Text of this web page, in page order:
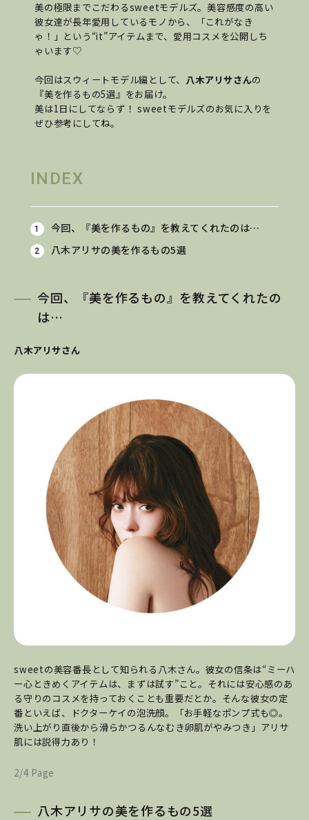
美の極限までこだわるsweetモデルズ。美容感度の高い
彼女達が長年愛用しているモノから、「これがなき
ゃ！」という“it”アイテムまで、愛用コスメを公開しち
ゃいます♡
今回はスウィートモデル編として、 八木アリサさんの
『美を作るもの5選』をお届け。
美は1日にしてならず！ sweetモデルズのお気に入りを
ぜひ参考にしてね。
INDEX
今回、『美を作るもの』を教えてくれたのは…
八木アリサの美を作るもの5選
今回、『美を作るもの』を教えてくれたの
は…
八木アリサさん
sweetの美容番長として知られる八木さん。彼女の信条は“ミーハ
ー心ときめくアイテムは、まずは試す”こと。それには安心感のあ
る守りのコスメを持っておくことも重要だとか。そんな彼女の定
番といえば、ドクターケイの泡洗顔。「お手軽なポンプ式も◎。
洗い上がり直後から滑らかつるんなむき卵肌がやみつき」アリサ
肌には説得力あり！
2/4 Page
八木アリサの美を作るもの5選